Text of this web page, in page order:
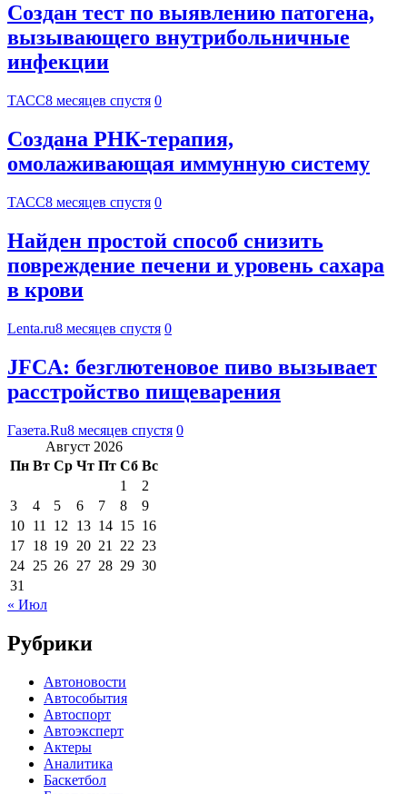
Создан тест по выявлению патогена,
вызывающего внутрибольничные
инфекции
ТАСС8 месяцев спустя 0
Создана РНК-терапия,
омолаживающая иммунную систему
ТАСС8 месяцев спустя 0
Найден простой способ снизить
повреждение печени и уровень сахара
в крови
Lenta.ru8 месяцев спустя 0
JFCA: безглютеновое пиво вызывает
расстройство пищеварения
Газета.Ru8 месяцев спустя 0
Август 2026
Пн Вт Ср Чт Пт Сб Вс
1
2
3
4 5 6 7 8
9
10 11 12 13 14 15 16
17 18 19 20 21 22 23
24 25 26 27 28 29 30
31
« Июл
Рубрики
Автоновости
Автособытия
Автоспорт
Автоэксперт
Актеры
Аналитика
Баскетбол